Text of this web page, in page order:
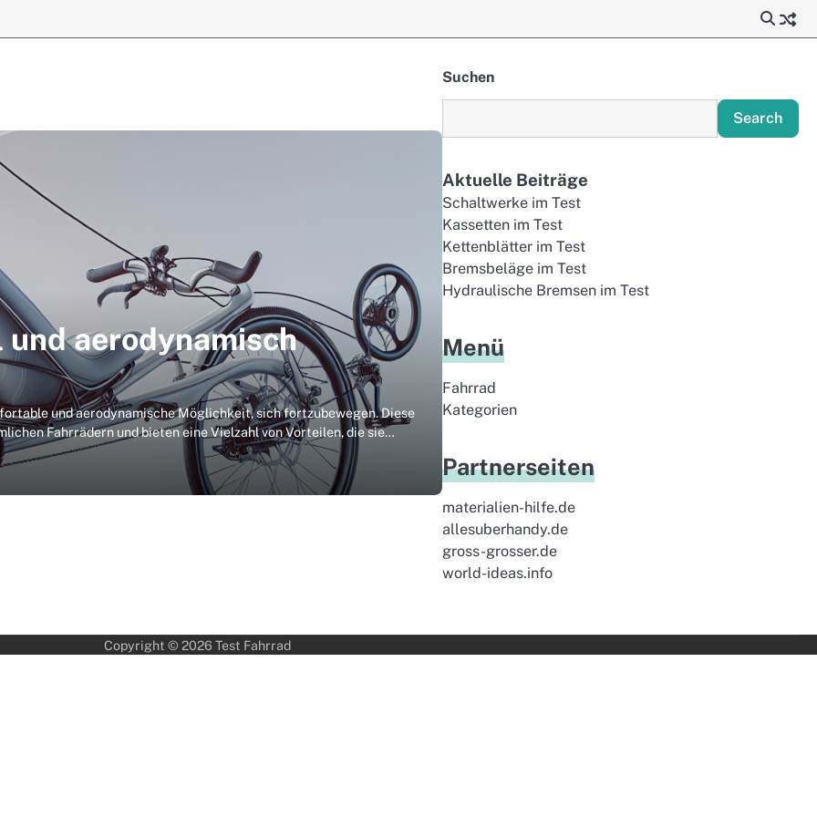
aerodynamisch
und aerodynamische Möglichkeit, sich fortzubewegen. Diese
Fahrrädern und bieten eine Vielzahl von Vorteilen, die sie…
Suchen
Search
Aktuelle Beiträge
Schaltwerke im Test
Kassetten im Test
Kettenblätter im Test
Bremsbeläge im Test
Hydraulische Bremsen im Test
Menü
Fahrrad
Kategorien
Partnerseiten
materialien-hilfe.de
allesuberhandy.de
gross-grosser.de
world-ideas.info
Copyright © 2026 Test Fahrrad